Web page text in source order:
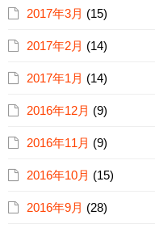
2017年3月 (15)
2017年2月 (14)
2017年1月 (14)
2016年12月 (9)
2016年11月 (9)
2016年10月 (15)
2016年9月 (28)